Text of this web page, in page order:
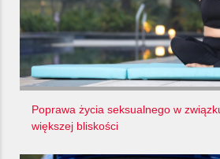
Poprawa życia seksualnego w
większej bliskości